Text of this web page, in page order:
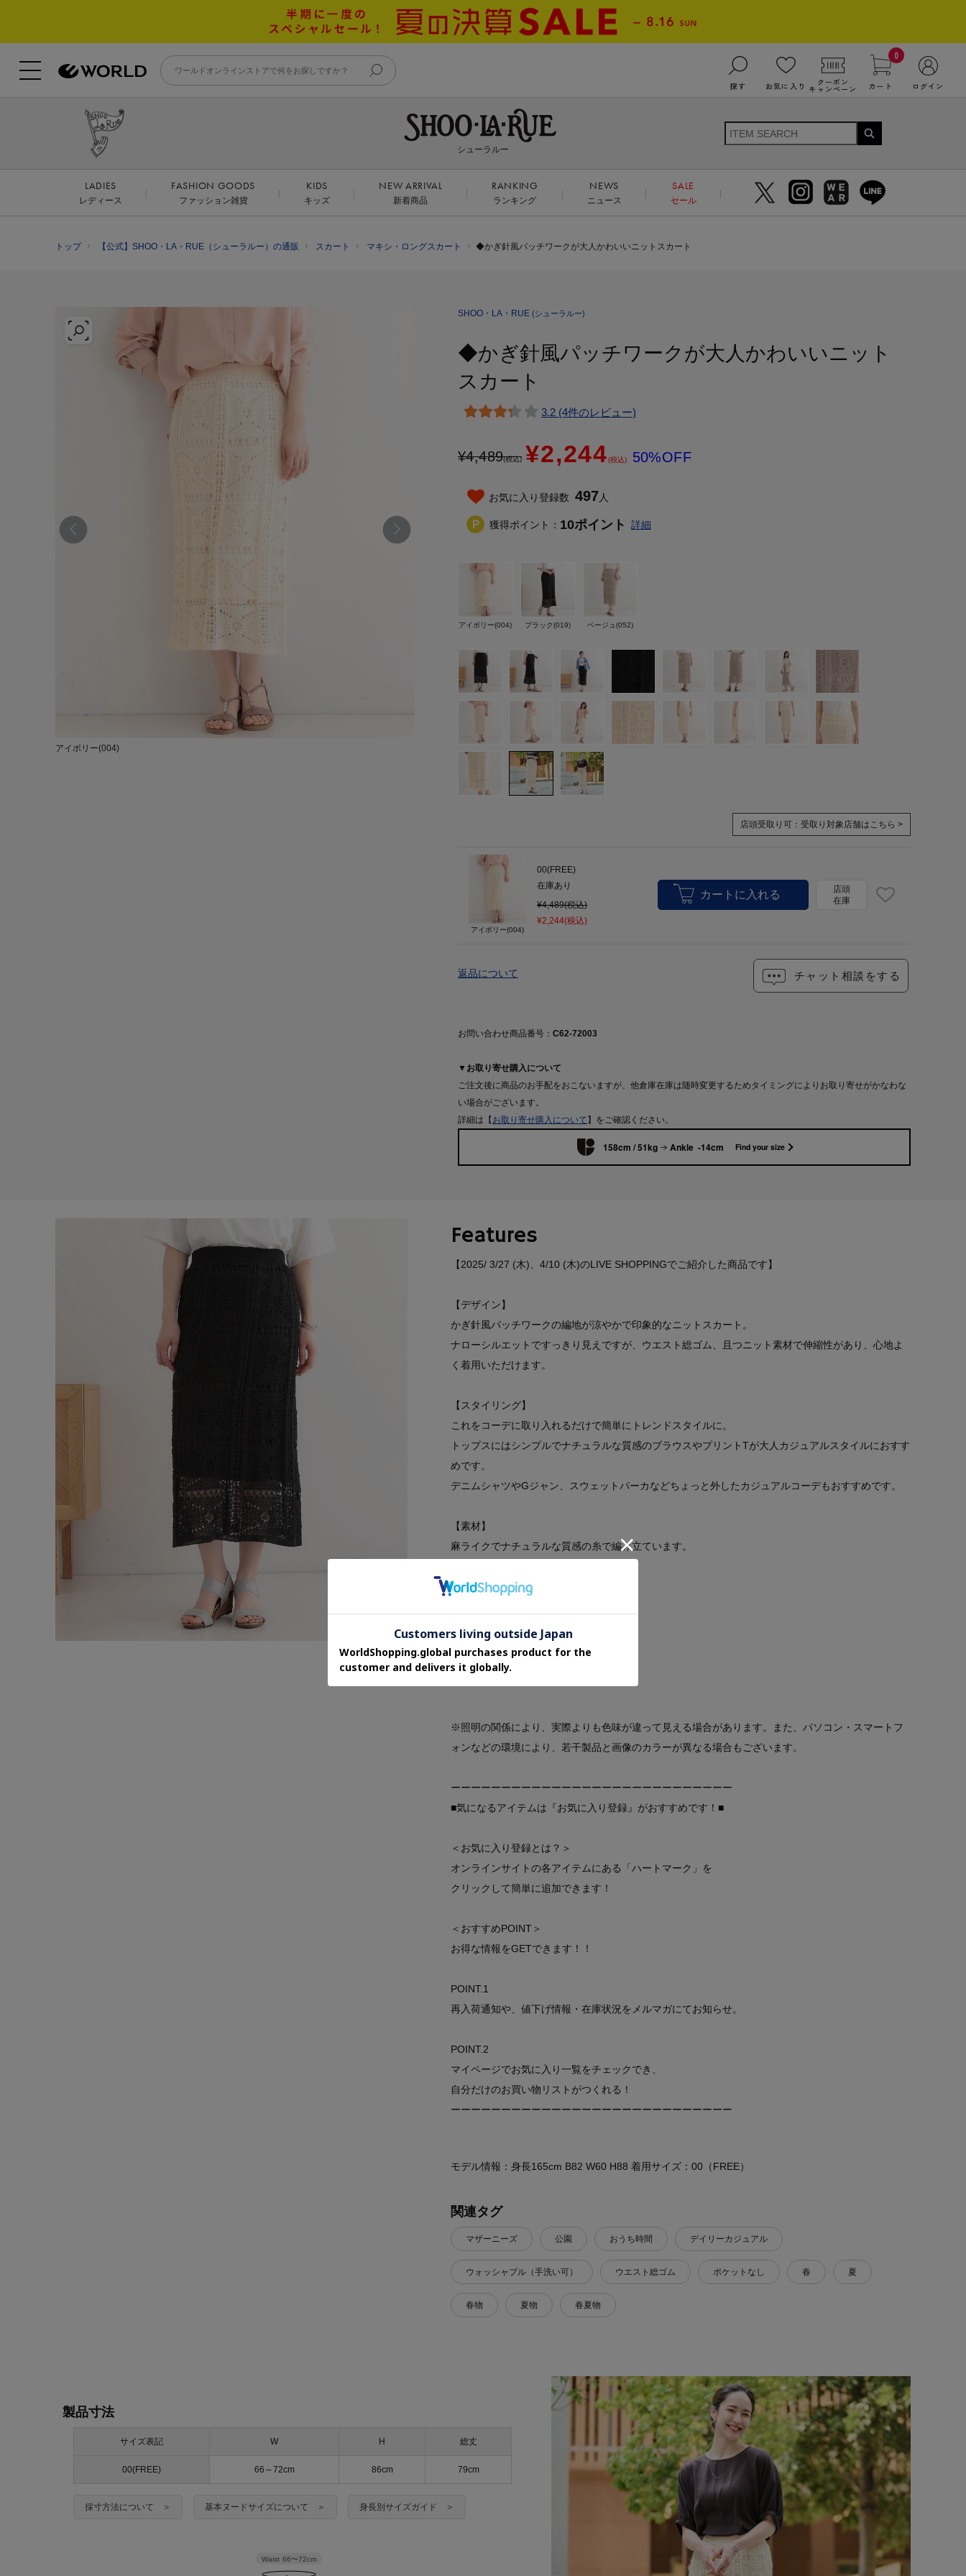
探す お気に入り クーポン
キャンペーン
0
カート ログイン
シューラルー
LADIES
レディース
FASHION GOODS
ファッション雑貨
KIDS
キッズ
NEW ARRIVAL
新着商品
RANKING
ランキング
NEWS
ニュース
SALE
セール
トップ 【公式】SHOO・LA・RUE（シューラルー）の通販 スカート マキシ・ロングスカート ◆かぎ針風パッチワークが大人かわいいニットスカート
アイボリー(004)
SHOO・LA・RUE (シューラルー)
◆かぎ針風パッチワークが大人かわいいニット
スカート
3.2 (4件のレビュー)
¥4,489(税込) ¥2,244(税込) 50%OFF
お気に入り登録数 497人
獲得ポイント： 10ポイント 詳細
アイボリー(004) ブラック(019) ベージュ(052)
店頭受取り可： 受取り対象店舗はこちら >
アイボリー(004)
00(FREE)
在庫あり
¥4,489(税込)
¥2,244(税込)
店頭
在庫
チャット相談をする
返品について
お問い合わせ商品番号： C62-72003
▼お取り寄せ購入について
ご注文後に商品のお手配をおこないますが、他倉庫在庫は随時変更するためタイミングによりお取り寄せがかなわな
い場合がございます。
詳細は【 お取り寄せ購入について 】をご確認ください。
158cm / 51kg Ankle -14cm Find your size
Features
【2025/ 3/27 (木)、4/10 (木)のLIVE SHOPPINGでご紹介した商品です】
【デザイン】
かぎ針風パッチワークの編地が涼やかで印象的なニットスカート。
ナローシルエットですっきり見えですが、ウエスト総ゴム、且つニット素材で伸縮性があり、心地よ
く着用いただけます。
【スタイリング】
これをコーデに取り入れるだけで簡単にトレンドスタイルに。
トップスにはシンプルでナチュラルな質感のブラウスやプリントTが大人カジュアルスタイルにおすす
めです。
デニムシャツやGジャン、スウェットパーカなどちょっと外したカジュアルコーデもおすすめです。
【素材】
麻ライクでナチュラルな質感の糸で編み立ています。
【仕様】
・裏地あり
※こちらの商品はやや透け感があります。
※照明の関係により、実際よりも色味が違って見える場合があります。また、パソコン・スマートフ
ォンなどの環境により、若干製品と画像のカラーが異なる場合もございます。
ーーーーーーーーーーーーーーーーーーーーーーーーーーーー
■気になるアイテムは『お気に入り登録』がおすすめです！■
＜お気に入り登録とは？＞
オンラインサイトの各アイテムにある「ハートマーク」を
クリックして簡単に追加できます！
＜おすすめPOINT＞
お得な情報をGETできます！！
POINT.1
再入荷通知や、値下げ情報・在庫状況をメルマガにてお知らせ。
POINT.2
マイページでお気に入り一覧をチェックでき、
自分だけのお買い物リストがつくれる！
ーーーーーーーーーーーーーーーーーーーーーーーーーーーー
モデル情報：身長165cm B82 W60 H88 着用サイズ：00（FREE）
関連タグ
マザーニーズ 公園 おうち時間 デイリーカジュアル
ウォッシャブル（手洗い可） ウエスト総ゴム ポケットなし 春 夏
春物 夏物 春夏物
製品寸法
サイズ表記 W H 総丈
00(FREE) 66～72cm 86cm 79cm
採寸方法について ＞ 基本ヌードサイズについて ＞ 身長別サイズガイド ＞
Waist 66〜72cm